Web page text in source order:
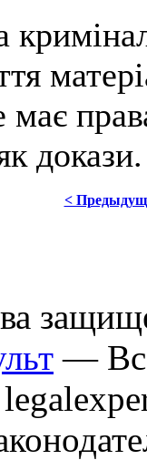
має
докази.
<
—